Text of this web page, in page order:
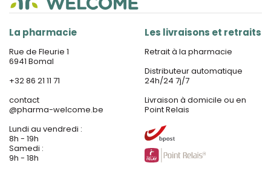
La pharmacie
Rue de Fleurie 1
6941 Bomal
+32 86 21 11 71
contact
@pharma-welcome.be
Lundi au vendredi :
8h - 19h
Samedi :
9h - 18h
Les livraisons et retraits
Retrait à la pharmacie
Distributeur automatique
24h/24 7j/7
Livraison à domicile ou en
Point Relais